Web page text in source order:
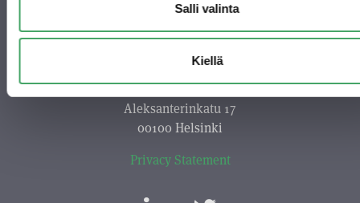
Salli valinta
Kiellä
Keskuskatu 5 B, 5 krs
00100 Helsinki
Postiosoite
Aleksanterinkatu 17
00100 Helsinki
Privacy Statement